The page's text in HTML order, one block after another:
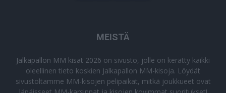
MEISTÄ
Jalkapallon MM kisat 2026 on sivusto, jolle on kerätty kaikki
oleellinen tieto koskien Jalkapallon MM-kisoja. Löydät
sivustoltamme MM-kisojen pelipaikat, mitkä joukkueet ovat